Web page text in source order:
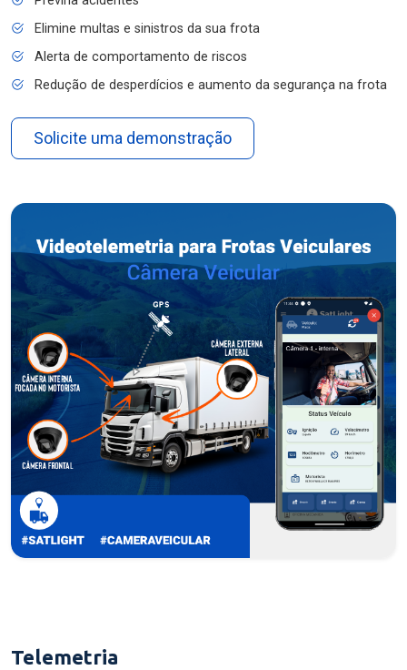
Elimine multas e sinistros da sua frota
Alerta de comportamento de riscos
Redução de desperdícios e aumento da segurança na frota
Solicite uma demonstração
Telemetria